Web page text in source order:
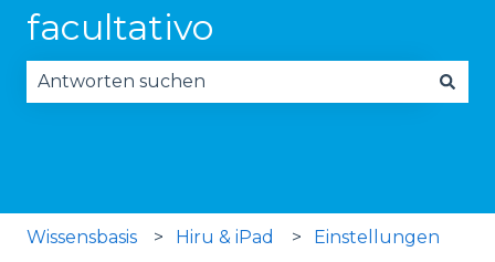
facultativo
Wissensbasis Hiru & iPad Einstellungen